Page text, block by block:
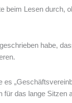
beim Lesen durch,
habe,
es
für das lange Sitzen